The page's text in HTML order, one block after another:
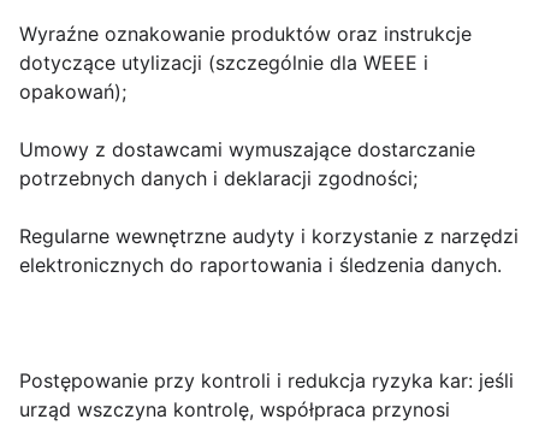
Wyraźne oznakowanie produktów oraz instrukcje
dotyczące utylizacji (szczególnie dla WEEE i
opakowań);
Umowy z dostawcami wymuszające dostarczanie
potrzebnych danych i deklaracji zgodności;
Regularne wewnętrzne audyty i korzystanie z narzędzi
elektronicznych do raportowania i śledzenia danych.
Postępowanie przy kontroli i redukcja ryzyka kar: jeśli
urząd wszczyna kontrolę, współpraca przynosi